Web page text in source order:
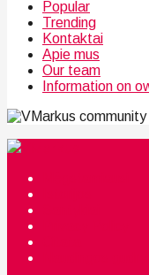
Popular
Trending
Kontaktai
Apie mus
Our team
Information on
community